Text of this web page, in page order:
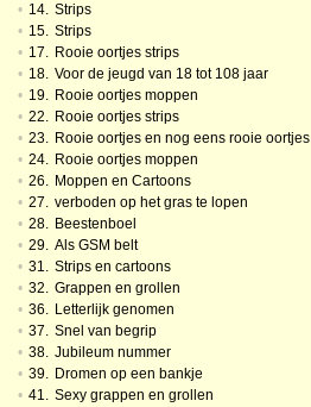
• 14. Strips
• 15. Strips
• 17. Rooie oortjes strips
• 18. Voor de jeugd van 18 tot 108 jaar
• 19. Rooie oortjes moppen
• 22. Rooie oortjes strips
• 23. Rooie oortjes en nog eens rooie oortjes
• 24. Rooie oortjes moppen
• 26. Moppen en Cartoons
• 27. verboden op het gras te lopen
• 28. Beestenboel
• 29. Als GSM belt
• 31. Strips en cartoons
• 32. Grappen en grollen
• 36. Letterlijk genomen
• 37. Snel van begrip
• 38. Jubileum nummer
• 39. Dromen op een bankje
• 41. Sexy grappen en grollen